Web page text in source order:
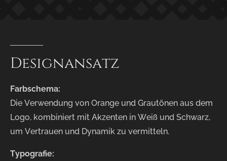
Designansatz
Farbschema:
Die Verwendung von Orange und Grautönen aus dem
Logo, kombiniert mit Akzenten in Weiß und Schwarz,
um Vertrauen und Dynamik zu vermitteln.
Typografie: